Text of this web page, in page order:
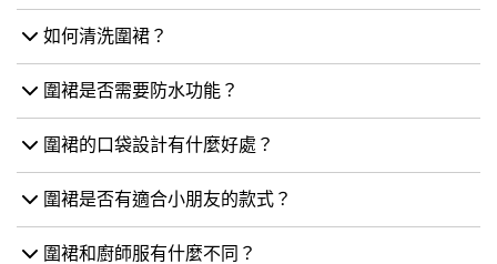
如何清洗圍裙？
圍裙是否需要防水功能？
圍裙的口袋設計有什麼好處？
圍裙是否有適合小朋友的款式？
圍裙和廚師服有什麼不同？